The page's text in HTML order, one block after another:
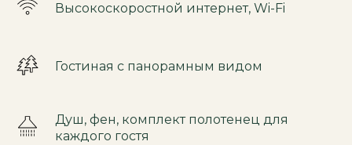
Высокоскоростной интернет, Wi-Fi
Гостиная с панорамным видом
Душ, фен, комплект полотенец для
каждого гостя